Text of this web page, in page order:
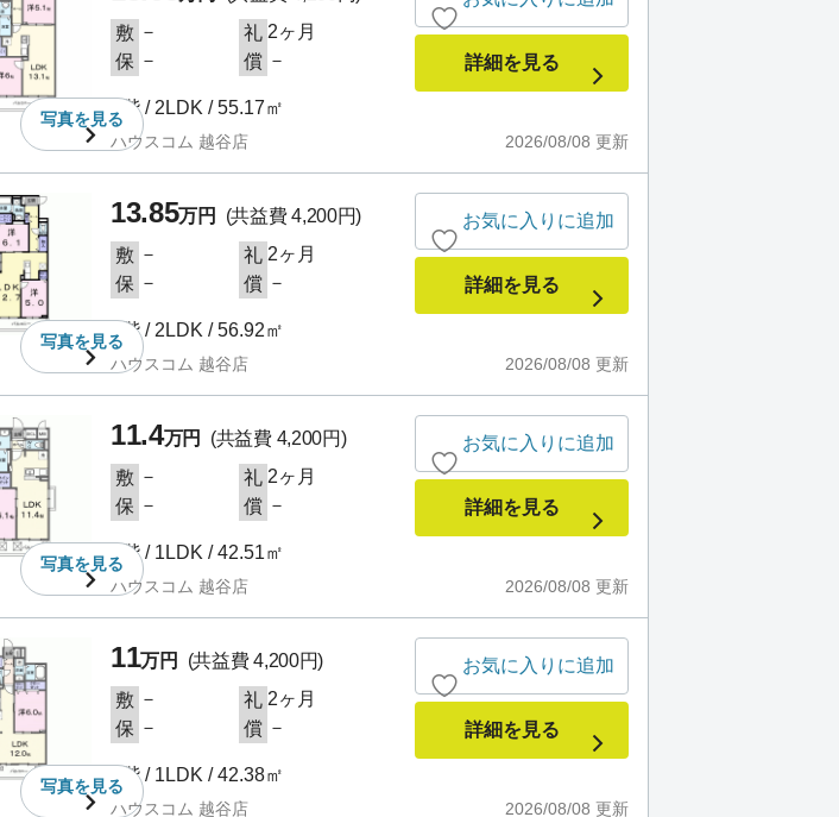
写真を見る
敷 － 礼 2ヶ月
保 － 償 －
2階 / 2LDK / 55.17㎡
2026/08/08 更新
ハウスコム 越谷店
詳細を見る
写真を見る
13.85万円
(共益費 4,200円)
敷 － 礼 2ヶ月
保 － 償 －
2階 / 2LDK / 56.92㎡
2026/08/08 更新
ハウスコム 越谷店
お気に入りに追加
詳細を見る
写真を見る
11.4万円
(共益費 4,200円)
敷 － 礼 2ヶ月
保 － 償 －
3階 / 1LDK / 42.51㎡
2026/08/08 更新
ハウスコム 越谷店
お気に入りに追加
詳細を見る
写真を見る
11万円
(共益費 4,200円)
敷 － 礼 2ヶ月
保 － 償 －
3階 / 1LDK / 42.38㎡
2026/08/08 更新
ハウスコム 越谷店
お気に入りに追加
詳細を見る